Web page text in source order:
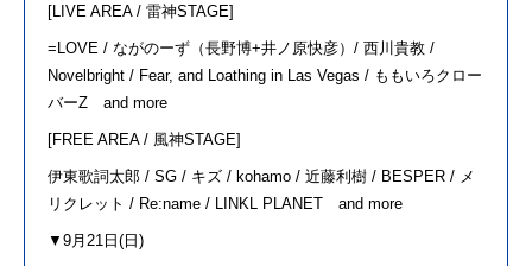
[LIVE AREA / 雷神STAGE]
=LOVE / ながのーず（長野博+井ノ原快彦）/ 西川貴教 /
Novelbright / Fear, and Loathing in Las Vegas / ももいろクロー
バーZ and more
[FREE AREA / 風神STAGE]
伊東歌詞太郎 / SG / キズ / kohamo / 近藤利樹 / BESPER / メ
リクレット / Re:name / LINKL PLANET and more
▼9月21日(日)